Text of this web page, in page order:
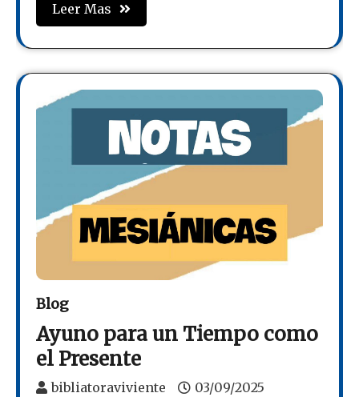
Leer Mas
Blog
Ayuno para un Tiempo como
el Presente
bibliatoraviviente
03/09/2025